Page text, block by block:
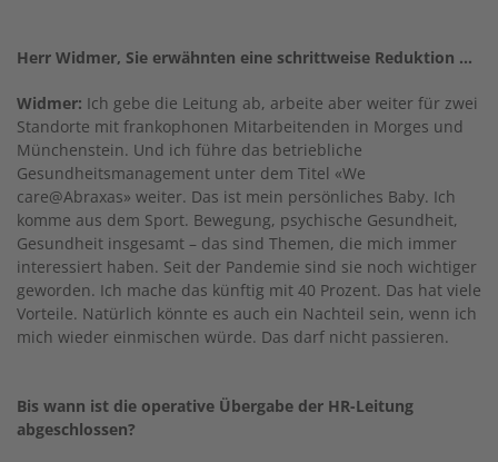
Herr Widmer, Sie erwähnten eine schrittweise Reduktion …
Widmer: Ich gebe die Leitung ab, arbeite aber weiter für zwei
Standorte mit frankophonen Mitarbeitenden in Morges und
Münchenstein. Und ich führe das betriebliche
Gesundheitsmanagement unter dem Titel «We
care@Abraxas» weiter. Das ist mein persönliches Baby. Ich
komme aus dem Sport. Bewegung, psychische Gesundheit,
Gesundheit insgesamt – das sind Themen, die mich immer
interessiert haben. Seit der Pandemie sind sie noch wichtiger
geworden. Ich mache das künftig mit 40 Prozent. Das hat viele
Vorteile. Natürlich könnte es auch ein Nachteil sein, wenn ich
mich wieder einmischen würde. Das darf nicht passieren.
Bis wann ist die operative Übergabe der HR-Leitung
abgeschlossen?